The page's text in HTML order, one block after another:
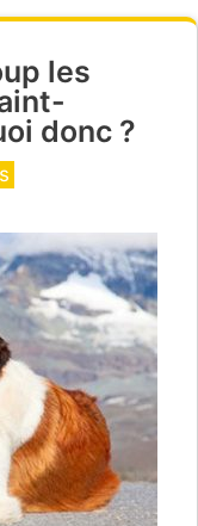
les
donc ?